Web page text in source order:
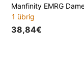
1 übrig
38,84€